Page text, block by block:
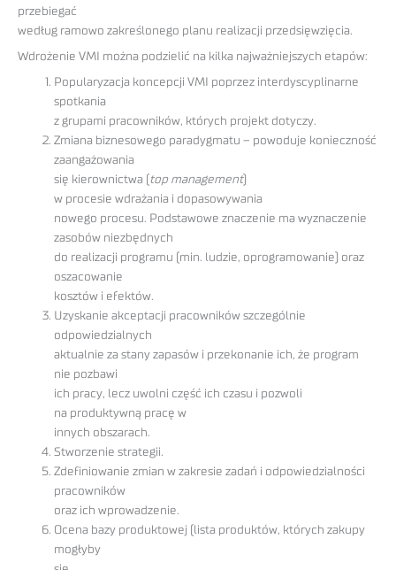
przebiegać
według ramowo zakreślonego planu realizacji przedsięwzięcia.
Wdrożenie VMI można podzielić na kilka najważniejszych etapów:
Popularyzacja koncepcji VMI poprzez interdyscyplinarne
spotkania
z grupami pracowników, których projekt dotyczy.
Zmiana biznesowego paradygmatu – powoduje konieczność
zaangażowania
się kierownictwa (top management)
w procesie wdrażania i dopasowywania
nowego procesu. Podstawowe znaczenie ma wyznaczenie
zasobów niezbędnych
do realizacji programu (min. ludzie, oprogramowanie) oraz
oszacowanie
kosztów i efektów.
Uzyskanie akceptacji pracowników szczególnie
odpowiedzialnych
aktualnie za stany zapasów i przekonanie ich, że program
nie pozbawi
ich pracy, lecz uwolni część ich czasu i pozwoli
na produktywną pracę w
innych obszarach.
Stworzenie strategii.
Zdefiniowanie zmian w zakresie zadań i odpowiedzialności
pracowników
oraz ich wprowadzenie.
Ocena bazy produktowej (lista produktów, których zakupy
mogłyby